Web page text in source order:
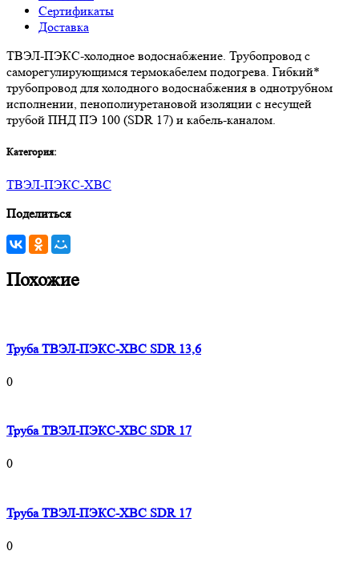
Сертификаты
Доставка
ТВЭЛ-ПЭКС-холодное водоснабжение. Трубопровод с
саморегулирующимся термокабелем подогрева. Гибкий*
трубопровод для холодного водоснабжения в однотрубном
исполнении, пенополиуретановой изоляции с несущей
трубой ПНД ПЭ 100 (SDR 17) и кабель-каналом.
Категория:
ТВЭЛ-ПЭКС-ХВС
Поделиться
Похожие
Труба ТВЭЛ-ПЭКС-ХВС SDR 13,6
0
Труба ТВЭЛ-ПЭКС-ХВС SDR 17
0
Труба ТВЭЛ-ПЭКС-ХВС SDR 17
0